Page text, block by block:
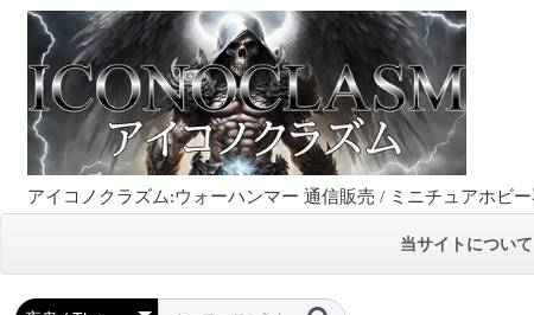
アイコノクラズム:ウォーハンマー 通信販売 / ミニチュアホビ
当サイトについて